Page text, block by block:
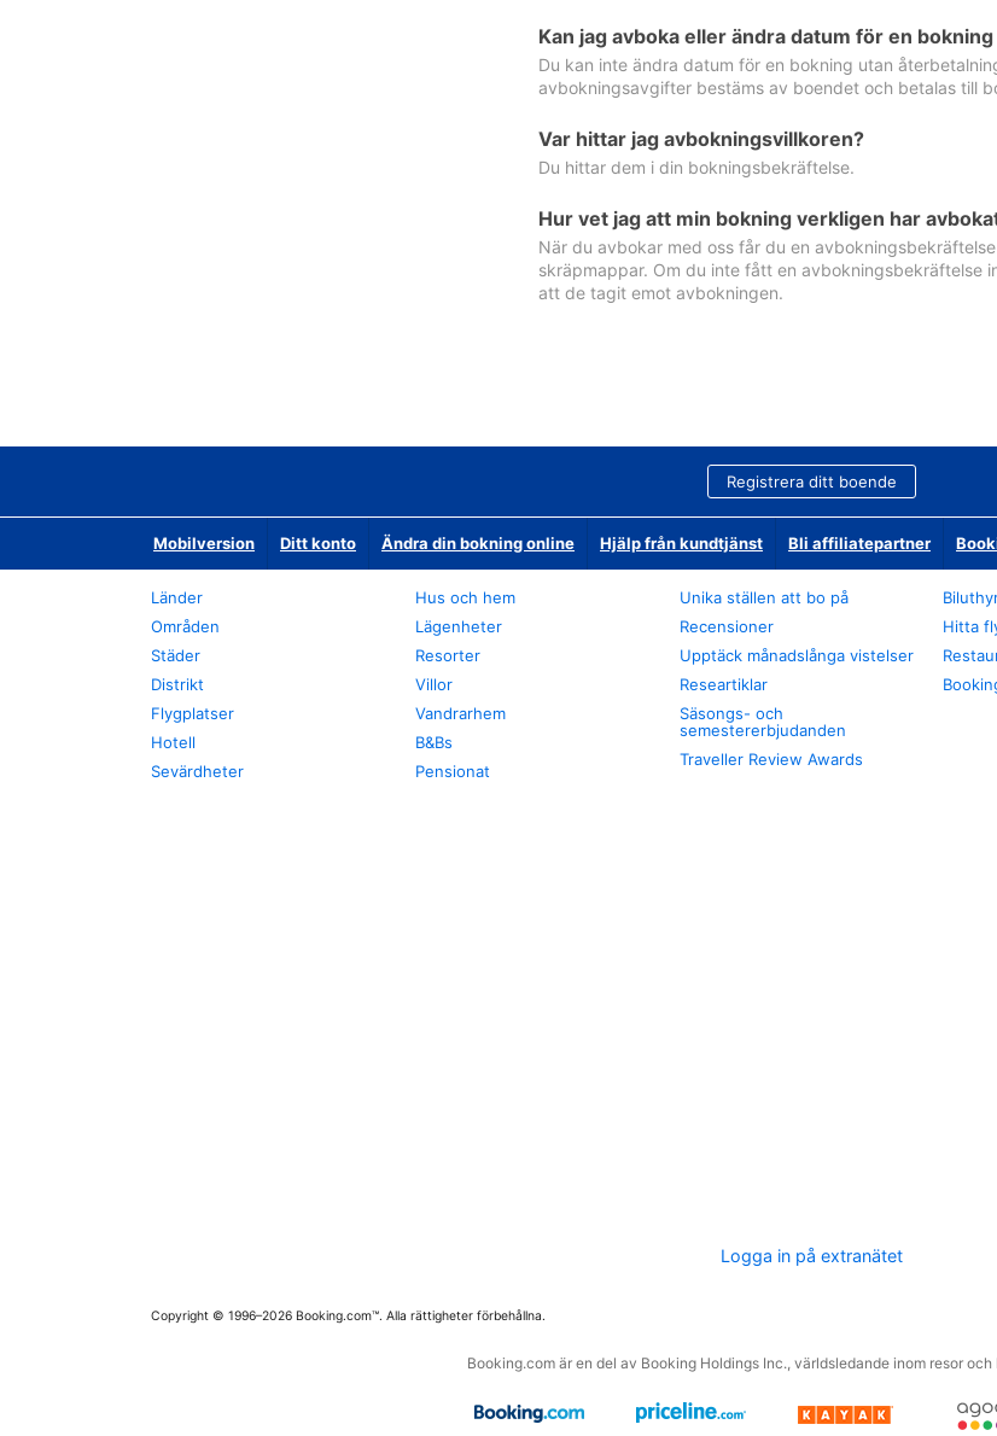
Kan jag avboka eller ändra datum för en
Du kan inte ändra datum för en bokning utan
avbokningsavgifter bestäms av boendet och betalas till
Var hittar jag avbokningsvillkoren?
Du hittar dem i din bokningsbekräftelse.
Hur vet jag att min bokning verkligen har
När du avbokar med oss får du en
skräpmappar. Om du inte fått en
att de tagit emot avbokningen.
Registrera ditt boende
Mobilversion Ditt konto Ändra din bokning online Hjälp från kundtjänst Bli affiliatepartner
Länder
Områden
Städer
Distrikt
Flygplatser
Hotell
Sevärdheter
Hus och hem
Lägenheter
Resorter
Villor
Vandrarhem
B&Bs
Pensionat
Unika ställen att bo på
Recensioner
Upptäck månadslånga vistelser
Researtiklar
Säsongs- och
semestererbjudanden
Traveller Review Awards
Hitta
Logga in på extranätet
Copyright © 1996–2026 Booking.com™. Alla rättigheter förbehållna.
Booking.com är en del av Booking Holdings Inc., världsledande inom resor